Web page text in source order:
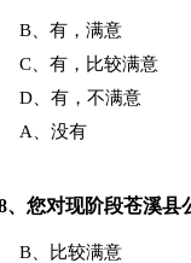
B、有，满意
C、有，比较满意
D、有，不满意
A、没有
、 您对现阶段苍溪县
B、比较满意